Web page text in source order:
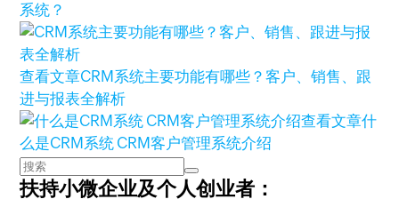
系统？
查看文章CRM系统主要功能有哪些？客户、销售、跟
进与报表全解析
查看文章什
么是CRM系统 CRM客户管理系统介绍
扶持小微企业及个人创业者：